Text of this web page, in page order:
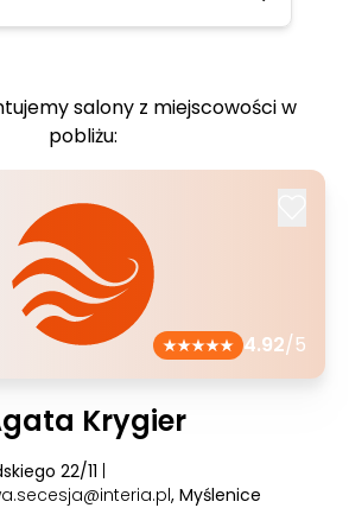
salony z miejscowości w
pobliżu:
4.92/5
Krygier
22/11
, Myślenice